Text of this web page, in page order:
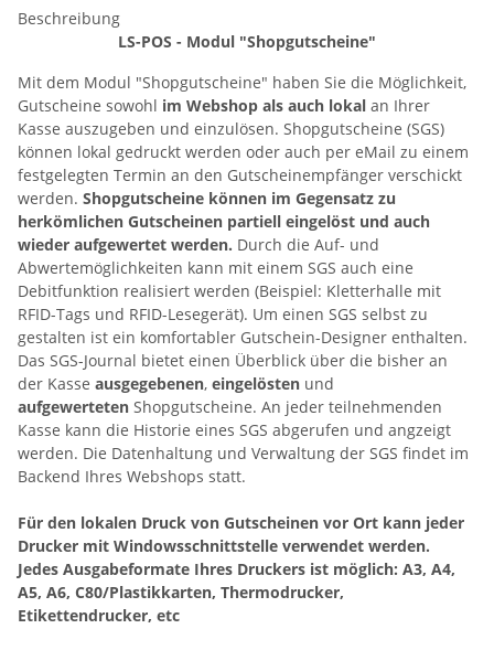
Beschreibung
LS-POS - Modul "Shopgutscheine"
Mit dem Modul "Shopgutscheine" haben Sie die Möglichkeit,
Gutscheine sowohl im Webshop als auch lokal an Ihrer
Kasse auszugeben und einzulösen. Shopgutscheine (SGS)
können lokal gedruckt werden oder auch per eMail zu einem
festgelegten Termin an den Gutscheinempfänger verschickt
werden. Shopgutscheine können im Gegensatz zu
herkömlichen Gutscheinen partiell eingelöst und auch
wieder aufgewertet werden. Durch die Auf- und
Abwertemöglichkeiten kann mit einem SGS auch eine
Debitfunktion realisiert werden (Beispiel: Kletterhalle mit
RFID-Tags und RFID-Lesegerät). Um einen SGS selbst zu
gestalten ist ein komfortabler Gutschein-Designer enthalten.
Das SGS-Journal bietet einen Überblick über die bisher an
der Kasse ausgegebenen, eingelösten und
aufgewerteten Shopgutscheine. An jeder teilnehmenden
Kasse kann die Historie eines SGS abgerufen und angzeigt
werden. Die Datenhaltung und Verwaltung der SGS findet im
Backend Ihres Webshops statt.
Für den lokalen Druck von Gutscheinen vor Ort kann jeder
Drucker mit Windowsschnittstelle verwendet werden.
Jedes Ausgabeformate Ihres Druckers ist möglich: A3, A4,
A5, A6, C80/Plastikkarten, Thermodrucker,
Etikettendrucker, etc